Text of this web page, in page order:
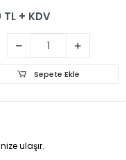
TL + KDV
Sepete Ekle
ulaşır.